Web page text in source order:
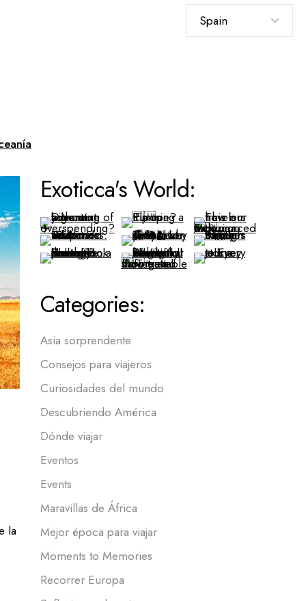
idioma
la
Exoticca's World:
Categories:
Asia sorprendente
Consejos para viajeros
Curiosidades del mundo
Descubriendo América
Dónde viajar
Eventos
Events
Maravillas de África
Mejor época para viajar
Moments to Memories
Recorrer Europa